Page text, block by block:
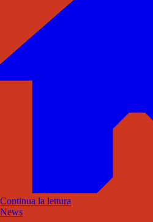
Continua la lettura
News